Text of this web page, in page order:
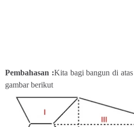
Pembahasan :Kita bagi bangun di
gambar berikut